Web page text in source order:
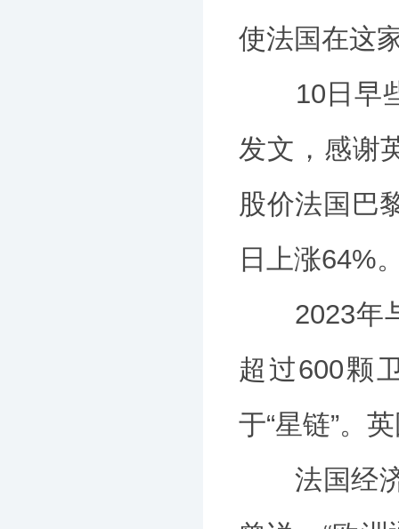
使法国在这
10日早些
发文，感谢
股价法国巴
日上涨64%
2023年与
超过600颗
于“星链”。
法国经济